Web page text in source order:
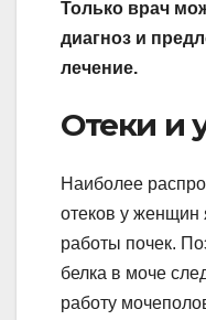
Только врач
диагноз и
лечение.
Отеки и
Наиболее
отеков у женщин
работы почек.
белка в моче
работу